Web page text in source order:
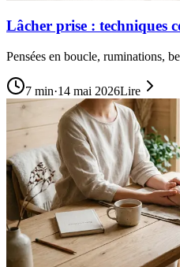
Lâcher prise : techniques
Pensées en boucle, ruminations,
7 min·14 mai 2026Lire